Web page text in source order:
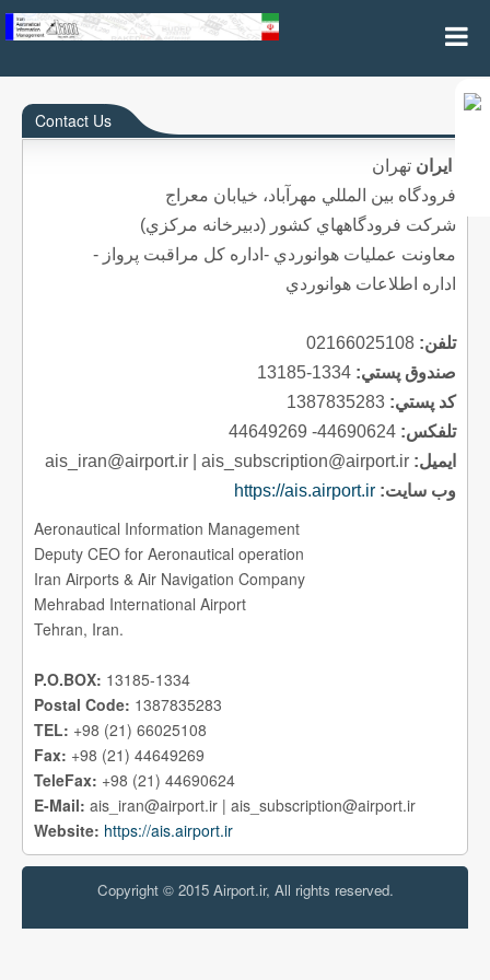
Contact Us
Contact Us
ایران تهران
فرودگاه بين المللي مهرآباد، خيابان معراج
شركت فرودگاههاي كشور (دبيرخانه مركزي)
معاونت عمليات هوانوردي -اداره کل مراقبت پرواز -
اداره اطلاعات هوانوردي
تلفن:
صندوق پستي:
كد پستي:
تلفكس:
ايميل: ais_iran@airport.ir | ais_subscription@airport.ir
وب سايت: https://ais.airport.ir
Aeronautical Information Management
Deputy CEO for Aeronautical operation
Iran Airports & Air Navigation Company
Mehrabad International Airport
Tehran, Iran.
P.O.BOX: 13185-1334
Postal Code: 1387835283
TEL: +98 (21) 66025108
Fax: +98 (21) 44649269
TeleFax: +98 (21) 44690624
E-Mail: ais_iran@airport.ir | ais_subscription@airport.ir
Website: https://ais.airport.ir
Copyright © 2015 Airport.ir, All rights reserved.